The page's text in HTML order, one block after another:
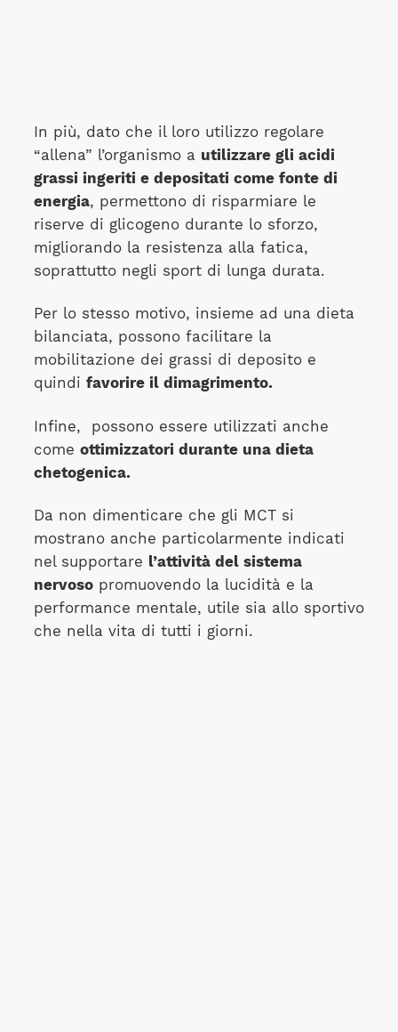
In più, dato che il loro utilizzo regolare
“allena” l’organismo a utilizzare gli acidi
grassi ingeriti e depositati come fonte di
energia, permettono di risparmiare le
riserve di glicogeno durante lo sforzo,
migliorando la resistenza alla fatica,
soprattutto negli sport di lunga durata.
Per lo stesso motivo, insieme ad una dieta
bilanciata, possono facilitare la
mobilitazione dei grassi di deposito e
quindi favorire il dimagrimento.
Infine,
possono essere utilizzati anche
come ottimizzatori durante una dieta
chetogenica.
Da non dimenticare che gli MCT si
mostrano anche particolarmente indicati
nel supportare l’attività del sistema
nervosopromuovendo la lucidità e la
performance mentale, utile sia allo sportivo
che nella vita di tutti i giorni.